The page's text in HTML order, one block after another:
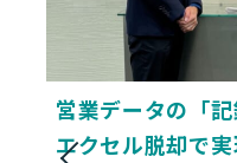
営業データの「
エクセル脱却で